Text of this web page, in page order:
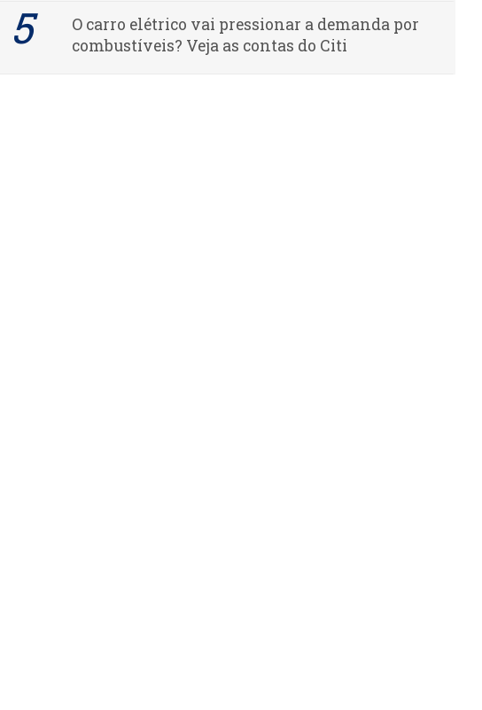
O carro elétrico vai pressionar a demanda por
combustíveis? Veja as contas do Citi